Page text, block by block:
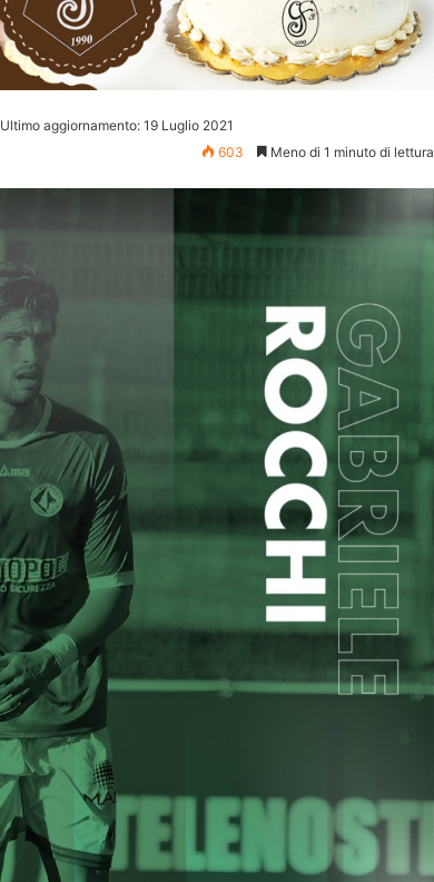
Ultimo aggiornamento: 19 Luglio 2021
603
Meno di 1 minuto di lettura